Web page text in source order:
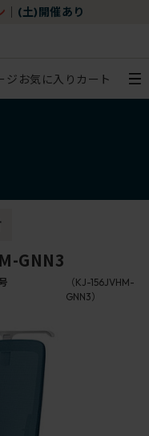
(土)開催あり
ジ お気に入り カート
GNN3
（KJ-156JVHM-
GNN3）